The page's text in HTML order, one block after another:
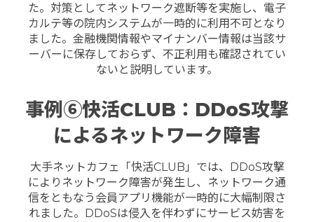
た。対策としてネットワーク遮断等を実施し、電子
カルテ等の院内システムが一時的に利用不可となり
ました。 金融機関情報やマイナンバー情報は当該サ
ーバーに保存しておらず、不正利用も確認されてい
ないと説明しています。
事例⑥快活CLUB：DDoS攻撃
によるネットワーク障害
大手ネットカフェ「快活CLUB」では、DDoS攻撃
によりネットワーク障害が発生し、ネットワーク通
信をともなう会員アプリ機能が一時的に大幅制限さ
れました。DDoSは侵入を伴わずにサービス妨害を